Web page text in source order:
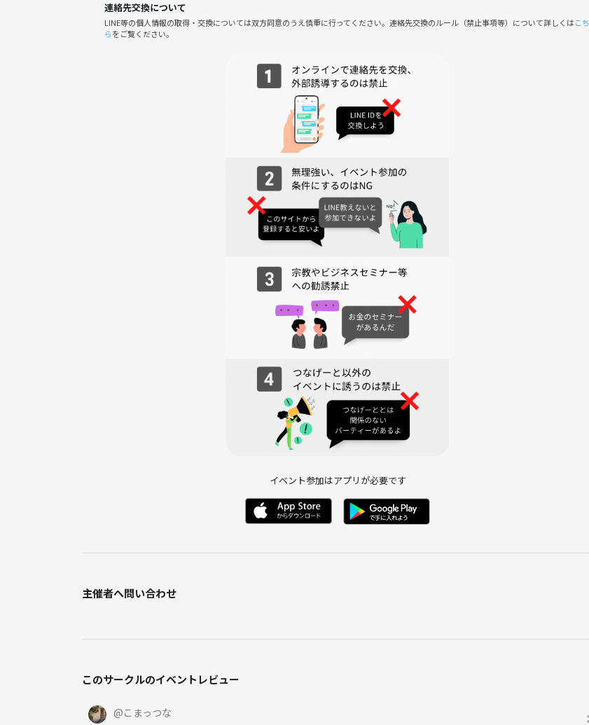
🌱サークルの雰囲気🌱
私たちのサークルは、年齢に関係なく、趣味が合う仲間を作る、アットホームな雰囲気づくりを心がけています。
なるべくみんなと会話できるように、運営していきたいと思っています。
「運動したいけどジムはハードルが高い」「知らない人と自然に会話したい」そんなあなたへ！
参加者は20代〜60代まで様々「運動は久々…」「人見知りだけど…」無理せず自分のペースでゆるく楽しめます。
楽しいリピーターも参加して丁寧にサポートしてくれるので安心です。
ただ、私達もまだまだな部分があると思うので、ぜひ参加者の方と一緒に楽しい場を作り上げていければと思いま
・勧誘・営業・告知・引き抜き・しつこいナンパ・暴言など
・開催内容や風景写真、動画のSNS等への無許可投稿
サークルやイベントの輪を乱す行動をする方、運営側の指示に従っていただけない方や運営側が参加者様としてふさ
わしくないと判断した方は、参加をお断りする場合がございます。
ぜひ、美しい川辺の夜景を楽しみながら、楽しいひとときを一緒に過ごしましょう！
連絡先交換について
LINE等の個人情報の取得・交換については双方同意のうえ慎重に行ってください。連絡先交換のルール（禁止事項等）について詳しくはこち
らをご覧ください。
イベント参加はアプリが必要です
主催者へ問い合わせ
このサークルのイベントレビュー
@こまっつな